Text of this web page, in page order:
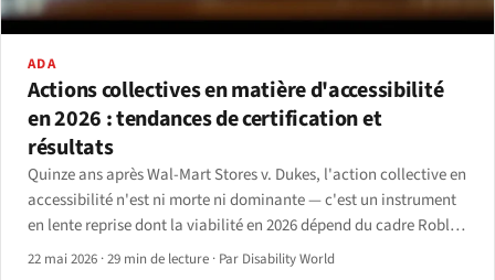
ADA
Actions collectives en matière d'accessibilité
en 2026 : tendances de certification et
résultats
Quinze ans après Wal-Mart Stores v. Dukes, l'action collective en
accessibilité n'est ni morte ni dominante — c'est un instrument
en lente reprise dont la viabilité en 2026 dépend du cadre Robles
du Neuvième Circuit et de la ligne Andrews v. Blick du Deuxième
22 mai 2026 ·29 min de lecture · Par Disability World